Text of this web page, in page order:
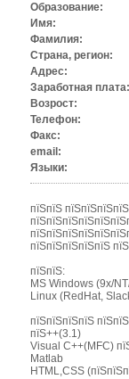
Образование:
Имя:
Фамилия:
Страна, регион:
Адрес:
Заработная плата:
Возрост:
Телефон:
Факс:
email:
Языки:
пїЅпїЅ
пїЅпїЅпїЅпїЅпїЅ
пїЅпїЅ:
MS Windows (9x/
Linux (RedHat,
пїЅпїЅпїЅпїЅ
пїЅ++(3.1)
Visual C++(MFC)
Matlab
HTML,CSS